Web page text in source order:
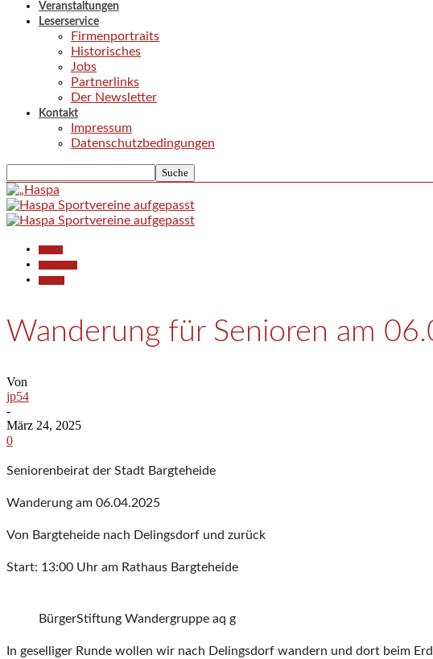
Veranstaltungen
Leserservice
Firmenportraits
Historisches
Jobs
Partnerlinks
Der Newsletter
Kontakt
Impressum
Datenschutzbedingungen
Wanderung für Senioren am
Von
jp54
-
März 24, 2025
0
Seniorenbeirat der Stadt Bargteheide
Wanderung am 06.04.2025
Von Bargteheide nach Delingsdorf und zurück
Start: 13:00 Uhr am Rathaus Bargteheide
BürgerStiftung Wandergruppe aq g
In geselliger Runde wollen wir nach Delingsdorf wandern und dort beim